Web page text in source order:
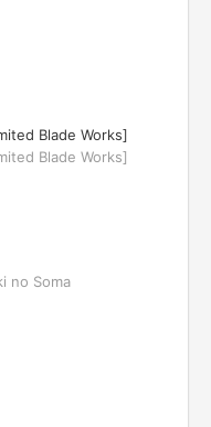
Blade Works]
Blade Works]
no Soma